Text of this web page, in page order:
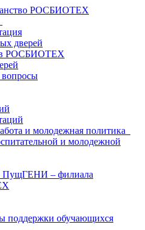
РОСБИОТЕХ
дверей
в РОСБИОТЕХ
вопросы
и молодежная политика
и молодежной
ПущГЕНИ – филиала
поддержки обучающихся